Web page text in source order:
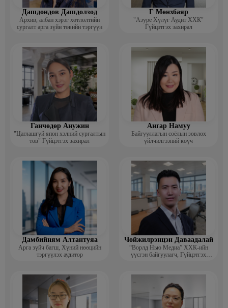
Дашдондов Дашдолзод
Архив, албан хэрэг хөтлөлтийн
сургалт арга зүйн төвийн тэргүүн
Г Мөнхбаяр
"Азуре Хүлүг Аудит ХХК"
Гүйцэтгэх захирал
Ганчөдөр Анужин
"Цаглашгүй япон хэлний сургалтын
төв" Гүйцэтгэх захирал
Ангар Намуу
Байгууллагын соёлын зөвлөх
үйлчилгээний көүч
Дамбийням Алтантуяа
Арга зүйч багш, Хүний нөөцийн
тэргүүлэх аудитор
Чойжилрэнцэн Даваадалай
“Ворлд Нью Медиа” ХХК-ийн
үүсгэн байгуулагч, Гүйцэтгэх